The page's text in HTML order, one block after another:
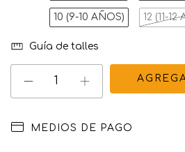
10 (9-10 AÑOS) 12 (11-12
Guía de talles
MEDIOS DE PAGO